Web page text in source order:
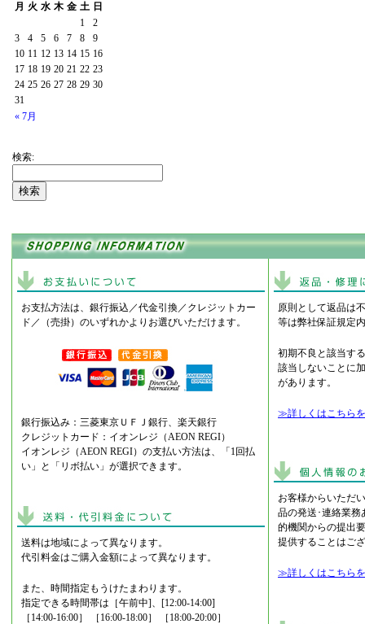
月 火 水 木 金 土 日
« 7月
1
2
3
4 5 6 7 8
9
10 11 12 13 14 15 16
17 18 19 20 21 22 23
24 25 26 27 28 29 30
31
検索:
お支払方法は、銀行振込／代金引換／クレジットカー
ド／（売掛）のいずれかよりお選びいただけます。
銀行振込み：三菱東京ＵＦＪ銀行、楽天銀行
クレジットカード：イオンレジ（AEON REGI）
イオンレジ（AEON REGI）の支払い方法は、「1回払
い」と「リボ払い」が選択できます。
送料は地域によって異なります。
代引料金はご購入金額によって異なります。
また、時間指定もうけたまわります。
指定できる時間帯は［午前中]、[12:00-14:00]
［14:00-16:00］ ［16:00-18:00］ ［18:00-20:00］
原則として返品は
等は弊社保証規定
初期不良と該当す
該当しないことに
があります。
≫詳しくはこちら
お客様からいただ
品の発送･連絡業務
的機関からの提出
提供することはご
≫詳しくはこちら